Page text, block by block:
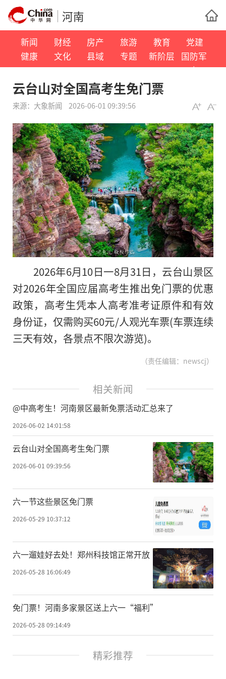
河南
新闻 财经 房产 旅游 教育
党建
健康
文化 县域 专题 新阶层
国防军
事
云台山对全国高考生免门票
来源： 大象新闻 2026-06-01 09:39:56
2026年6月10日一8月31日，云台山景区
对2026年全国应届高考生推出免门票的优惠
政策，高考生凭本人高考准考证原件和有效
身份证，仅需购买60元/人观光车票(车票连续
三天有效，各景点不限次游览)。
（责任编辑：newscj）
相关新闻
@中高考生！河南景区最新免票活动汇总来了
2026-06-02 14:01:58
云台山对全国高考生免门票
2026-06-01 09:39:56
六一节这些景区免门票
2026-05-29 10:37:12
六一遛娃好去处！郑州科技馆正常开放
2026-05-28 16:06:49
免门票！河南多家景区送上六一“福利”
2026-05-28 09:14:49
精彩推荐